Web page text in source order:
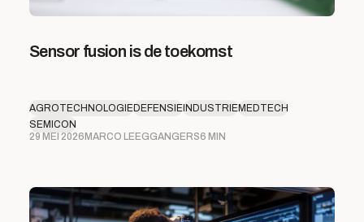
Sensor fusion is de toekomst
AGROTECHNOLOGIEDEFENSIEINDUSTRIEMEDTECH
SEMICON
29 MEI 2026MARCO LEEGGANGERS6 MIN